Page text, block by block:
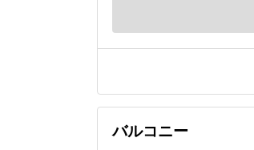
バルコニー